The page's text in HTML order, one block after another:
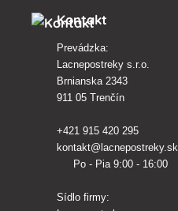
Kontakt
Prevádzka:
Lacnepostreky s.r.o.
Brnianska 2343
911 05 Trenčín
+421 915 420 295
kontakt@lacnepostreky.sk
Po - Pia 9:00 - 16:00
Sídlo firmy: